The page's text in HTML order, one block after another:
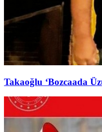
Takaoğlu ‘Bozcaada